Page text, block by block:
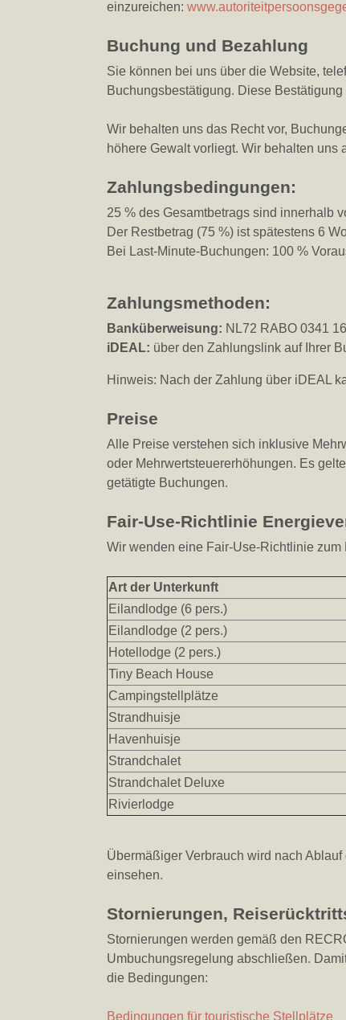
einzureichen:
Buchung und Bezahlung
Sie können bei uns über die Website,
Buchungsbestätigung. Diese
Wir behalten uns das Recht vor,
höhere Gewalt vorliegt. Wir behalten uns
Zahlungsbedingungen:
25 % des Gesamtbetrags sind innerhalb
Der Restbetrag (75 %) ist spätestens 6
Bei Last-Minute-Buchungen: 100 %
Zahlungsmethoden​:
Banküberweisung: NL72 RABO 0341
iDEAL: über den Zahlungslink auf Ihrer
Hinweis: Nach der Zahlung über iDEAL
Preise
Alle Preise verstehen sich inklusive
oder Mehrwertsteuererhöhungen. Es
getätigte Buchungen.
Fair-Use-Richtlinie
Wir wenden eine Fair-Use-Richtlinie zum
Art der Unterkunft
Eilandlodge (6 pers.)
Eilandlodge (2 pers.)
Hotellodge (2 pers.)
Tiny Beach House
Campingstellplätze
Strandhuisje
Havenhuisje
Strandchalet
Strandchalet Deluxe
Rivierlodge
Übermäßiger Verbrauch wird nach
einsehen.
Stornierungen,
Stornierungen werden gemäß den
Umbuchungsregelung abschließen.
die Bedingungen:
Bedingungen für touristische Stellplätze